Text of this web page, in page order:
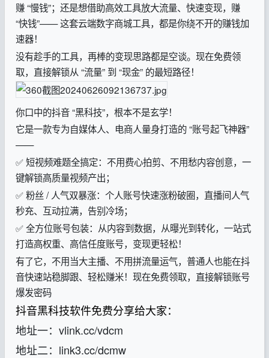
赚 “慢钱”；还是想借助高效工具放大流量、快速变现，赚
“快钱”—— 这套云端数字商城工具，都是你绕不开的赚钱加
速器！
没有趁手的工具，再棒的变现思路都是空谈。现在免费领
取，直接解锁从 “流量” 到 “现金” 的最短路径！
你口中的抖音 “黑科技”，根本不是玄学！
它是一款专为自媒体人、电商人量身打造的 “账号起飞神器”
——
✅ 短视频难题全搞定：不用费心拍剪、不用愁内容创意，一
键解锁高质量视频产出；
✅ 粉丝 / 人气双暴涨：个人账号快速涨粉破圈，直播间人气
秒充、互动拉满，告别冷场；
✅ 全方位账号包装：从内容到数据，从曝光到转化，一站式
打造高权重、高信任度账号，变现更轻松！
有了它，不用当大主播、不用拼流量运气，普通人也能在抖
音快速站稳脚跟、轻松赚米！现在免费领取，直接解锁账号
爆发密码
抖音黑科技软件免费分享给大家：
地址一：vlink.cc/vdcm
地址二：link3.cc/dcmw